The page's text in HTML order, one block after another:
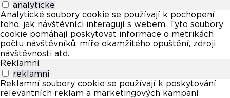
analyticke
Analytické soubory cookie se používají k pochopení
toho, jak návštěvníci interagují s webem. Tyto soubory
cookie pomáhají poskytovat informace o metrikách
počtu návštěvníků, míře okamžitého opuštění, zdroji
návštěvnosti atd.
Reklamní
reklamni
Reklamní soubory cookie se používají k poskytování
relevantních reklam a marketingových kampaní